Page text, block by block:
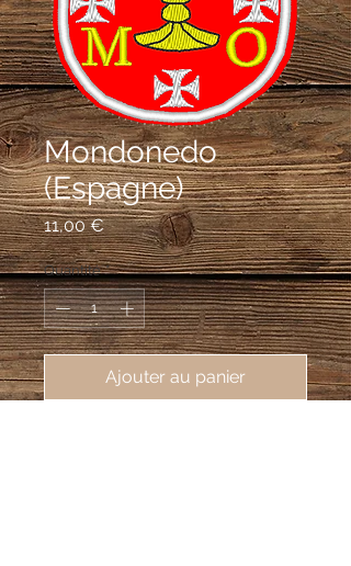
Mondonedo
(Espagne)
11,00 €Prix
Quantité *
Ajouter au panier